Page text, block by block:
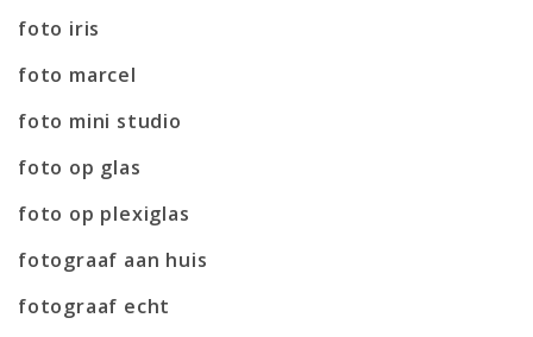
foto iris
foto marcel
foto mini studio
foto op glas
foto op plexiglas
fotograaf aan huis
fotograaf echt